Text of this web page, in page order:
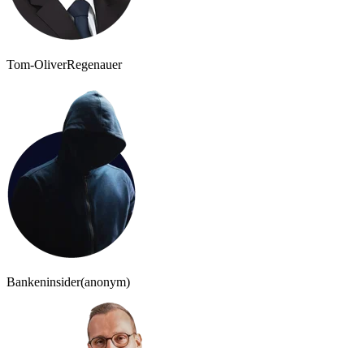
Tom-OliverRegenauer
Bankeninsider(anonym)